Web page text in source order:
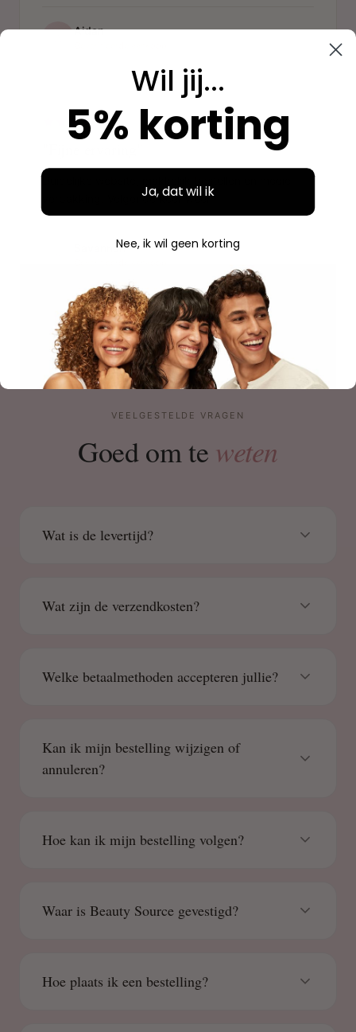
Aidan
verpakking. Volgende keer weer.
Savannah
VEELGESTELDE VRAGEN
Goed om te weten
Wat is de levertijd?
Wat zijn de verzendkosten?
Welke betaalmethoden accepteren jullie?
Kan ik mijn bestelling wijzigen of
annuleren?
Hoe kan ik mijn bestelling volgen?
Waar is Beauty Source gevestigd?
Hoe plaats ik een bestelling?
Wil jij...
5% korting
Ja, dat wil ik
Nee, ik wil geen korting